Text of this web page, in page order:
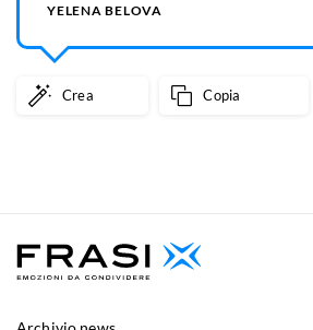
YELENA BELOVA
Crea Copia